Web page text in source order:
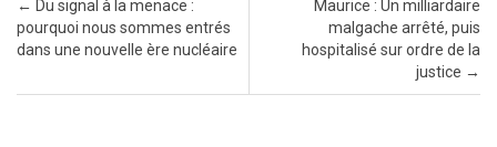
Post navigation
← Du signal à la menace :
pourquoi nous sommes entrés
dans une nouvelle ère nucléaire
Maurice : Un milliardaire
malgache arrêté, puis
hospitalisé sur ordre de la
justice →